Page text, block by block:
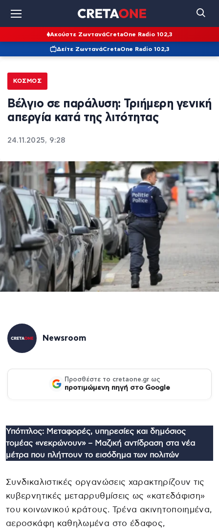
Ακούστε ΖωντανάCretaOne Radio 102,3
Δείτε ΖωντανάCretaOne Radio 102,3
ΚΌΣΜΟΣ
Βέλγιο σε παράλυση: Τριήμερη γενική
απεργία κατά της λιτότητας
24.11.2025, 9:28
Newsroom
Προσθέστε το cretaone.gr ως
προτιμώμενη πηγή στο Google
Υπότιτλος: Μεταφορές, υπηρεσίες και δημόσιος
τομέας «νεκρώνουν» – Μαζική αντίδραση στα νέα
μέτρα που πλήττουν το εισόδημα των πολιτών
Συνδικαλιστικές οργανώσεις χαρακτηρίζουν τις
κυβερνητικές μεταρρυθμίσεις ως «κατεδάφιση»
του κοινωνικού κράτους. Τρένα ακινητοποιημένα,
αεροσκάφη καθηλωμένα στο έδαφος,